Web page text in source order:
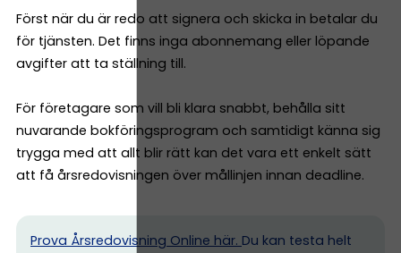
Först när du är redo att signera och skicka in betalar du
för tjänsten. Det finns inga abonnemang eller löpande
avgifter att ta ställning till.
För företagare som vill bli klara snabbt, behålla sitt
nuvarande bokföringsprogram och samtidigt känna sig
trygga med att allt blir rätt kan det vara ett enkelt sätt
att få årsredovisningen över mållinjen innan deadline.
Prova Årsredovisning Online här. Du kan testa helt